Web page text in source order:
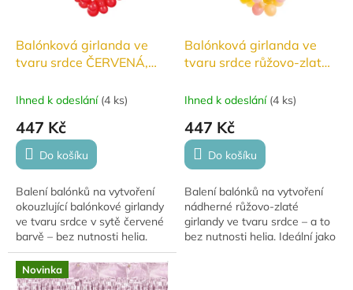
u
Balónková girlanda ve
tvaru srdce ČERVENÁ,
Ihned k odeslání (4 ks)
447 Kč
Do košíku
Balení balónků na vytvoření
okouzlující balónkové girlandy
ve tvaru srdce v sytě červené
barvě – bez nutnosti helia.
Ideální dekorace na
Valentýna, svatbu nebo
romantické...
Balónková girlanda ve
tvaru srdce růžovo-zlatá,
Ihned k odeslání (4 ks)
447 Kč
Do košíku
Balení balónků na vytvoření
nádherné růžovo-zlaté
girlandy ve tvaru srdce – a to
bez nutnosti helia. Ideální jako
Novinka